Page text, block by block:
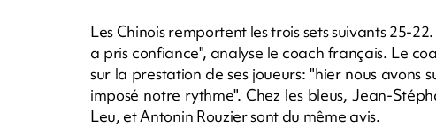
Les Chinois remportent les trois sets suivants 25-
a pris confiance", analyse le coach français. Le
sur la prestation de ses joueurs: "hier nous avons
imposé notre rythme". Chez les bleus, Jean-
Leu, et Antonin Rouzier sont du même avis.